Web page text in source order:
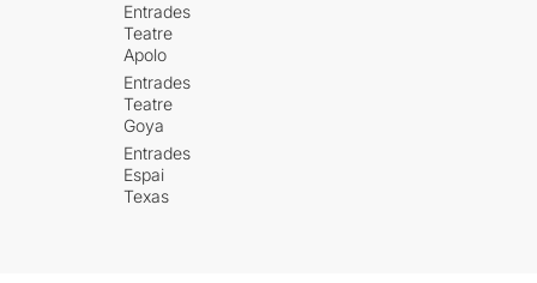
Entrades
Teatre
Apolo
Entrades
Teatre
Goya
Entrades
Espai
Texas